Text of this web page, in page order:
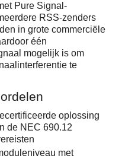
Pure Signal-
RSS-zenders
in grote commerciële
één
mogelijk is om
te
oplossing
de NEC 690.12
met